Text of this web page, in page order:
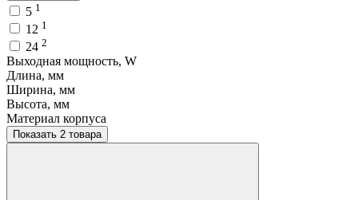
5 1
12 1
24 2
Выходная мощность, W
Длина, мм
Ширина, мм
Высота, мм
Материал корпуса
Показать 2 товара